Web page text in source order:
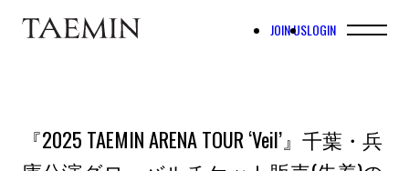
JOIN USLOGIN
『2025 TAEMIN ARENA TOUR ‘Veil’』千葉・兵